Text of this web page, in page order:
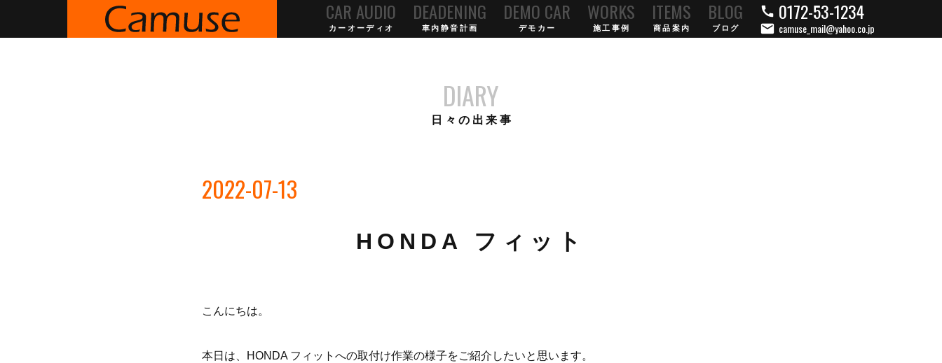
CAR AUDIO
カーオーディオ
DEADENING
車内静音計画
DEMO CAR
デモカー
WORKS
施工事例
ITEMS
商品案内
BLOG
ブログ
call 0172-53-1234
mail camuse_mail@yahoo.co.jp
DIARY
日々の出来事
2022-07-13
HONDA フィット
こんにちは。
本日は、HONDA フィットへの取付け作業の様子をご紹介したいと思います。